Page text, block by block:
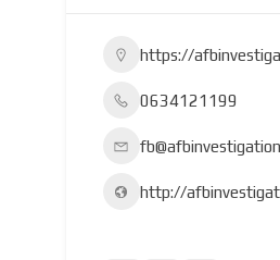
https://
0634121199
http://